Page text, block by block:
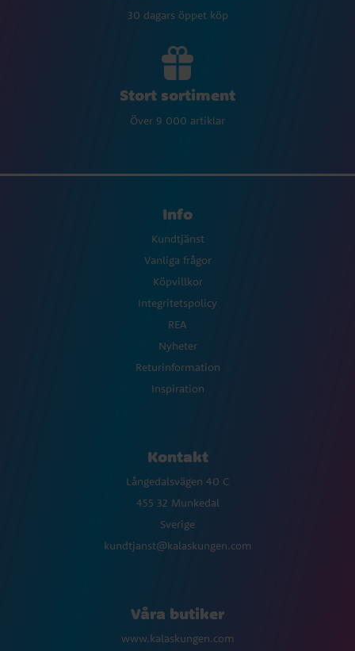
30 dagars öppet köp
Stort sortiment
Över 9 000 artiklar
Info
Kundtjänst
Vanliga frågor
Köpvillkor
Integritetspolicy
REA
Nyheter
Returinformation
Inspiration
Kontakt
Långedalsvägen 40 C
455 32 Munkedal
Sverige
kundtjanst@kalaskungen.com
Våra butiker
www.kalaskungen.com